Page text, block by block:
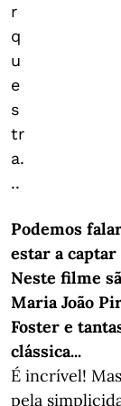
r
q
u
e
s
tr
a.
..
Podemos
estar a
Neste filme
Maria João
Foster e
clássica...
É incrível!
pela